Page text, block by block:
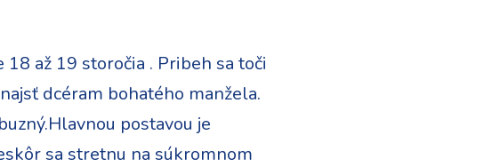
až 19 storočia . Pribeh sa toči
dcéram bohatého manžela.
postavou je
sa stretnu na súkromnom